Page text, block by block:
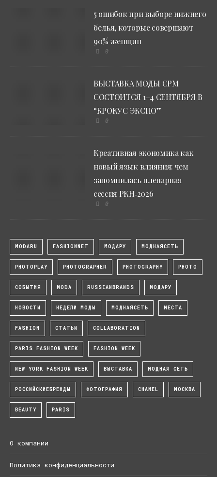
5 ошибок при выборе нижнего
белья, которые совершают
90% женщин
0
ВЫСТАВКА МОДЫ CPM
СОСТОИТСЯ 1–4 СЕНТЯБРЯ В
“КРОКУС ЭКСПО”
0
Креативная экономика как
новый язык влияния: чем
запомнилась пленарная
сессия РКН‑2026
0
MODARU FASHIONNET МОДАРУ МОДНАЯСЕТЬ
PHOTOPLAY PHOTOGRAPHER PHOTOGRAPHY PHOTO
СОБЫТИЯ MODA RUSSIANBRANDS МОДАРУ
НОВОСТИ НЕДЕЛИ МОДЫ МОДНАЯСЕТЬ МЕСТА
FASHION СТАТЬИ COLLABORATION
PARIS FASHION WEEK FASHION WEEK
NEW YORK FASHION WEEK ВЫСТАВКА МОДНАЯ СЕТЬ
РОССИЙСКИЕБРЕНДЫ ФОТОГРАФИЯ CHANEL МОСКВА
BEAUTY PARIS
О компании
Политика конфиденциальности